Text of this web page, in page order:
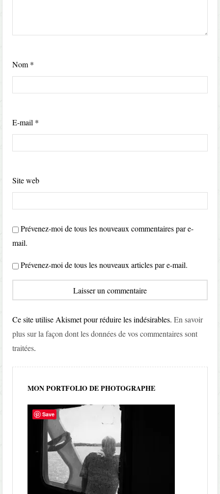
Nom *
E-mail *
Site web
Prévenez-moi de tous les nouveaux commentaires par e-
mail.
Prévenez-moi de tous les nouveaux articles par e-mail.
Ce site utilise Akismet pour réduire les indésirables.En savoir
plus sur la façon dont les données de vos commentaires sont
traitées.
MON PORTFOLIO DE PHOTOGRAPHE
Save